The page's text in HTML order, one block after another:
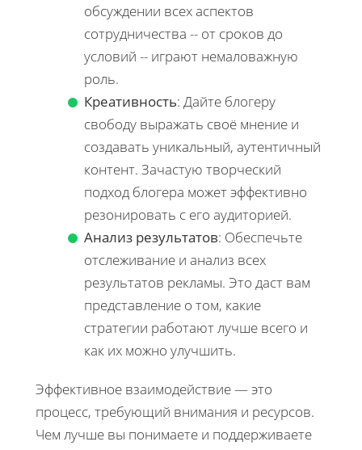
обсуждении всех аспектов
сотрудничества -- от сроков до
условий -- играют немаловажную
роль.
Креативность: Дайте блогеру
свободу выражать своё мнение и
создавать уникальный, аутентичный
контент. Зачастую творческий
подход блогера может эффективно
резонировать с его аудиторией.
Анализ результатов: Обеспечьте
отслеживание и анализ всех
результатов рекламы. Это даст вам
представление о том, какие
стратегии работают лучше всего и
как их можно улучшить.
Эффективное взаимодействие — это
процесс, требующий внимания и ресурсов.
Чем лучше вы понимаете и поддерживаете